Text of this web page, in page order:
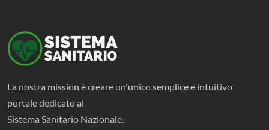
La nostra mission è creare un'unico semplice e intuitivo
portale dedicato al
Sistema Sanitario Nazionale.